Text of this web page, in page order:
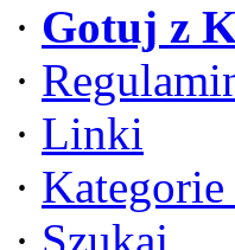
· Gotuj z
·
· Linki
·